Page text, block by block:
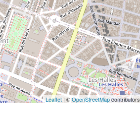
Leaflet| ©OpenStreetMapcontributors